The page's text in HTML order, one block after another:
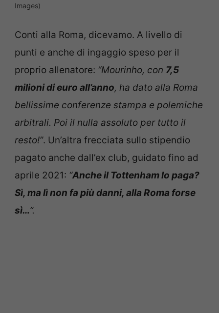
Images)
Conti alla Roma, dicevamo. A livello di
punti e anche di ingaggio speso per il
proprio allenatore: “Mourinho, con 7,5
milioni di euro all’anno, ha dato alla Roma
bellissime conferenze stampa e polemiche
arbitrali. Poi il nulla assoluto per tutto il
resto!”. Un’altra frecciata sullo stipendio
pagato anche dall’ex club, guidato fino ad
aprile 2021: “Anche il Tottenham lo paga?
Sì, ma lì non fa più danni, alla Roma forse
sì…”.